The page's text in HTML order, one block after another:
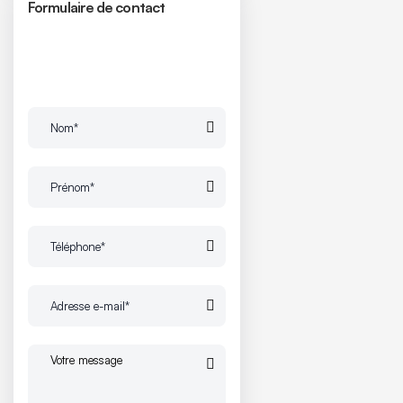
Formulaire de contact